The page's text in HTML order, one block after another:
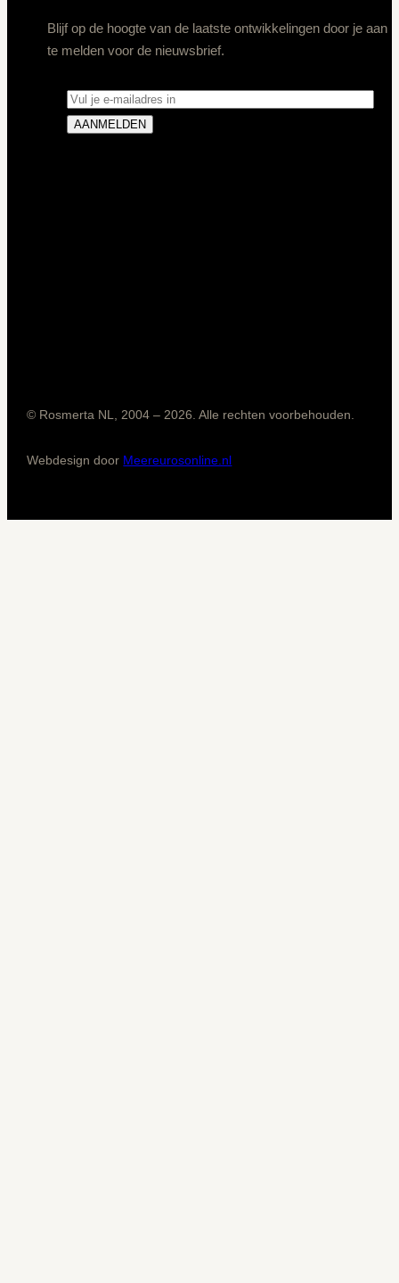
Blijf op de hoogte van de laatste ontwikkelingen door je aan
te melden voor de nieuwsbrief.
© Rosmerta NL, 2004 – 2026. Alle rechten voorbehouden.
Webdesign door Meereurosonline.nl